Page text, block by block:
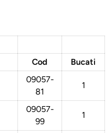
Cod Bucati
09057-
81
1
09057-
99
1